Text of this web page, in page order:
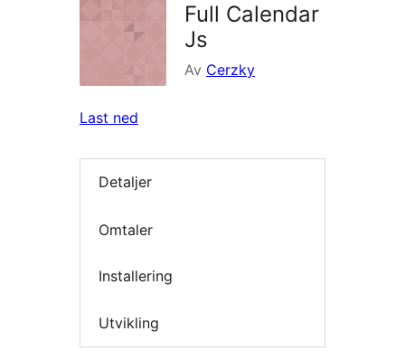
Full Calendar
Js
Av Cerzky
Last ned
Detaljer
Omtaler
Installering
Utvikling